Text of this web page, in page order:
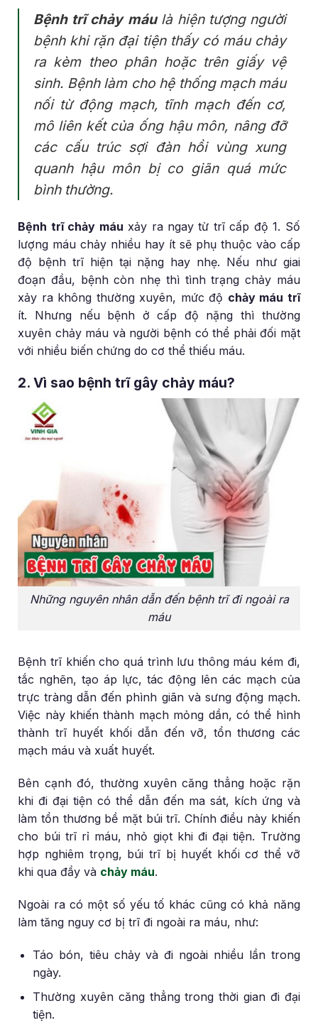
Bệnh trĩ chảy máulà hiện tượng người
bệnh khi rặn đại tiện thấy có máu chảy
ra kèm theo phân hoặc trên giấy vệ
sinh. Bệnh làm cho hệ thống mạch máu
nối từ động mạch, tĩnh mạch đến cơ,
mô liên kết của ống hậu môn, nâng đỡ
các cấu trúc sợi đàn hồi vùng xung
quanh hậu môn bị co giãn quá mức
bình thường.
Bệnh trĩ chảy máu xảy ra ngay từ trĩ cấp độ 1. Số
lượng máu chảy nhiều hay ít sẽ phụ thuộc vào cấp
độ bệnh trĩ hiện tại nặng hay nhẹ. Nếu như giai
đoạn đầu, bệnh còn nhẹ thì tình trạng chảy máu
xảy ra không thường xuyên, mức độ chảy máu trĩ
ít. Nhưng nếu bệnh ở cấp độ nặng thì thường
xuyên chảy máu và người bệnh có thể phải đối mặt
với nhiều biến chứng do cơ thể thiếu máu.
2. Vì sao bệnh trĩ gây chảy máu?
Những nguyên nhân dẫn đến bệnh trĩ đi ngoài ra
máu
Bệnh trĩ khiến cho quá trình lưu thông máu kém đi,
tắc nghẽn, tạo áp lực, tác động lên các mạch của
trực tràng dẫn đến phình giãn và sưng động mạch.
Việc này khiến thành mạch mỏng dần, có thể hình
thành trĩ huyết khối dẫn đến vỡ, tổn thương các
mạch máu và xuất huyết.
Bên cạnh đó, thường xuyên căng thẳng hoặc rặn
khi đi đại tiện có thể dẫn đến ma sát, kích ứng và
làm tổn thương bề mặt búi trĩ. Chính điều này khiến
cho búi trĩ rỉ máu, nhỏ giọt khi đi đại tiện. Trường
hợp nghiêm trọng, búi trĩ bị huyết khối cơ thể vỡ
khi qua đầy và chảy máu.
Ngoài ra có một số yếu tố khác cũng có khả năng
làm tăng nguy cơ bị trĩ đi ngoài ra máu, như:
Táo bón, tiêu chảy và đi ngoài nhiều lần trong
ngày.
Thường xuyên căng thẳng trong thời gian đi đại
tiện.